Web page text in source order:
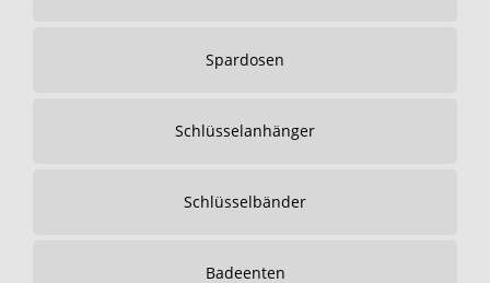
Spardosen
Schlüsselanhänger
Schlüsselbänder
Badeenten